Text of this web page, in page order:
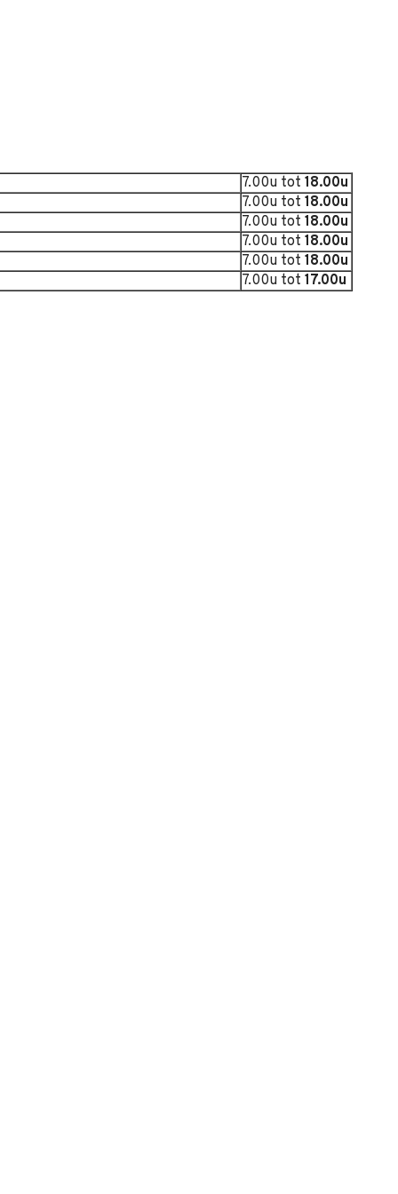
7.00u tot 18.00u
7.00u tot 18.00u
7.00u tot 18.00u
7.00u tot 18.00u
7.00u tot 18.00u
7.00u tot 17.00u